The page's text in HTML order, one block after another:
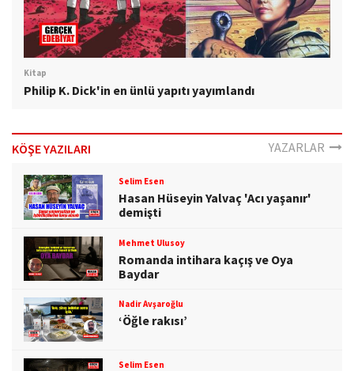
Kitap
Philip K. Dick'in en ünlü yapıtı yayımlandı
KÖŞE YAZILARI YAZARLAR
Selim Esen
Hasan Hüseyin Yalvaç 'Acı yaşanır'
demişti
Mehmet Ulusoy
Romanda intihara kaçış ve Oya
Baydar
Nadir Avşaroğlu
‘Öğle rakısı’
Selim Esen